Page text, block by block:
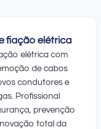
fiação elétrica
elétrica com
de cabos
condutores e
Profissional
prevenção
total da